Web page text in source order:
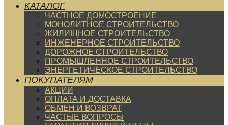
КАТАЛОГ
ЧАСТНОЕ ДОМОСТРОЕНИЕ
МОНОЛИТНОЕ СТРОИТЕЛЬСТВО
ЖИЛИЩНОЕ СТРОИТЕЛЬСТВО
ИНЖЕНЕРНОЕ СТРОИТЕЛЬСТВО
ДОРОЖНОЕ СТРОИТЕЛЬСТВО
ПРОМЫШЛЕННОЕ СТРОИТЕЛЬСТВО
ЭНЕРГЕТИЧЕСКОЕ СТРОИТЕЛЬСТВО
ПОКУПАТЕЛЯМ
АКЦИИ
ОПЛАТА И ДОСТАВКА
ОБМЕН И ВОЗВРАТ
ЧАСТЫЕ ВОПРОСЫ